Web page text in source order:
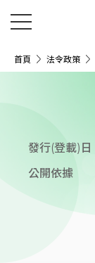
首頁 法令政策
發行(登載)日
公開依據